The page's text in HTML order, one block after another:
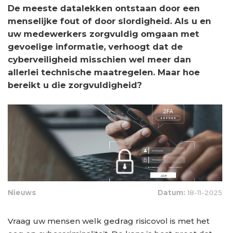
De meeste datalekken ontstaan door een
menselijke fout of door slordigheid. Als u en
uw medewerkers zorgvuldig omgaan met
gevoelige informatie, verhoogt dat de
cyberveiligheid misschien wel meer dan
allerlei technische maatregelen. Maar hoe
bereikt u die zorgvuldigheid?
Nieuws Datum:18-11-2025
Vraag uw mensen welk gedrag risicovol is met het